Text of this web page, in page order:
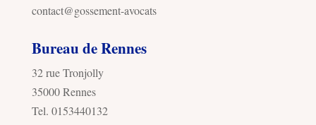
contact@gossement-avocats
Bureau de Rennes
32 rue Tronjolly
35000 Rennes
Tel. 0153440132